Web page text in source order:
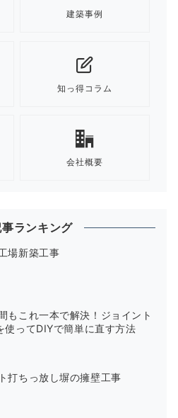
建築事例
知っ得コラム
会社概要
事ランキング
場新築工事
もこれ一本で解決！ジョイント
使ってDIYで簡単に直す方法
打ちっ放し塀の擁壁工事